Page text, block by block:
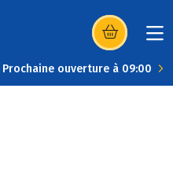
(s’ouvre dans
Prochaine ouverture à 09:00